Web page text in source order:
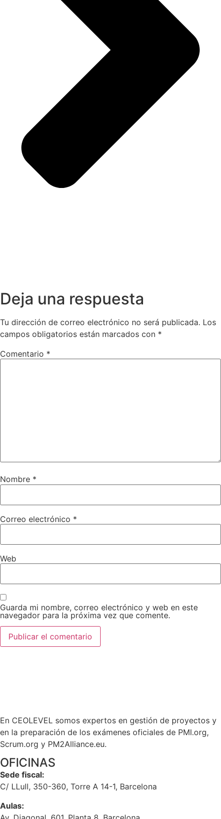
Deja una respuesta
Tu dirección de correo electrónico no será publicada. Los
campos obligatorios están marcados con *
Comentario *
Nombre *
Correo electrónico *
Web
Guarda mi nombre, correo electrónico y web en este
navegador para la próxima vez que comente.
En CEOLEVEL somos expertos en gestión de proyectos y
en la preparación de los exámenes oficiales de PMI.org,
Scrum.org y PM2Alliance.eu.
OFICINAS
Sede fiscal:
C/ LLull, 350-360, Torre A 14-1, Barcelona
Aulas: